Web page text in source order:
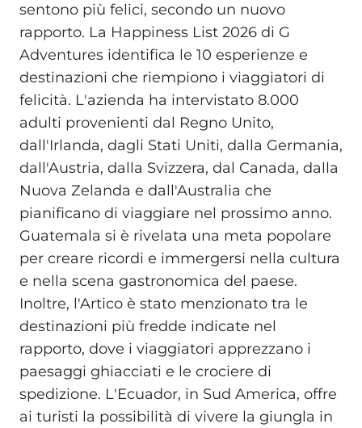
sentono più felici, secondo un nuovo
rapporto. La Happiness List 2026 di G
Adventures identifica le 10 esperienze e
destinazioni che riempiono i viaggiatori di
felicità. L'azienda ha intervistato 8.000
adulti provenienti dal Regno Unito,
dall'Irlanda, dagli Stati Uniti, dalla Germania,
dall'Austria, dalla Svizzera, dal Canada, dalla
Nuova Zelanda e dall'Australia che
pianificano di viaggiare nel prossimo anno.
Guatemala si è rivelata una meta popolare
per creare ricordi e immergersi nella cultura
e nella scena gastronomica del paese.
Inoltre, l'Artico è stato menzionato tra le
destinazioni più fredde indicate nel
rapporto, dove i viaggiatori apprezzano i
paesaggi ghiacciati e le crociere di
spedizione. L'Ecuador, in Sud America, offre
ai turisti la possibilità di vivere la giungla in